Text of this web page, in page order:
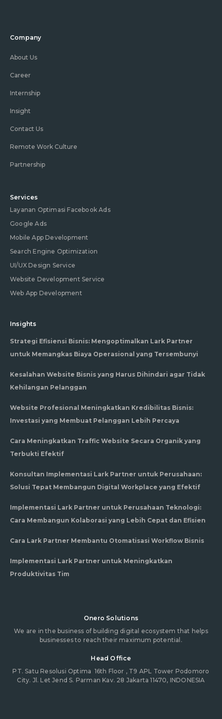
Company
About Us
Career
Internship
Insight
Contact Us
Remote Work Culture
Partnership
Services
Layanan Optimasi Facebook Ads
Google Ads
Mobile App Development
Search Engine Optimization
UI/UX Design Service
Website Development Service
Web App Development
Insights
Strategi Efisiensi Bisnis: Mengoptimalkan Lark Partner
untuk Memangkas Biaya Operasional yang Tersembunyi
Kesalahan Website Bisnis yang Harus Dihindari agar Tidak
Kehilangan Pelanggan
Website Profesional Meningkatkan Kredibilitas Bisnis:
Investasi yang Membuat Pelanggan Lebih Percaya
Cara Meningkatkan Traffic Website Secara Organik yang
Terbukti Efektif
Konsultan Implementasi Lark Partner untuk Perusahaan:
Solusi Tepat Membangun Digital Workplace yang Efektif
Implementasi Lark Partner untuk Perusahaan Teknologi:
Cara Membangun Kolaborasi yang Lebih Cepat dan Efisien
Cara Lark Partner Membantu Otomatisasi Workflow Bisnis
Implementasi Lark Partner untuk Meningkatkan
Produktivitas Tim
Onero Solutions
We are in the business of building digital ecosystem that helps
businesses to reach their maximum potential.
Head Office
PT. Satu Resolusi Optima 16th Floor , T9 APL Tower Podomoro
City. Jl. Let Jend S. Parman Kav. 28 Jakarta 11470, INDONESIA